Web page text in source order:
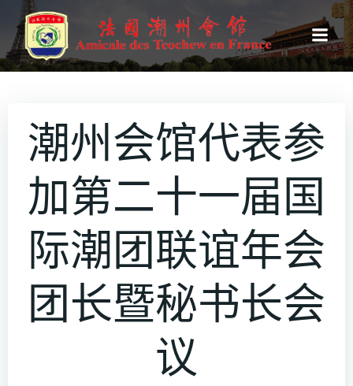
转
到
内
潮州会馆代表参
加第二十一届国
际潮团联谊年会
团长暨秘书长会
议